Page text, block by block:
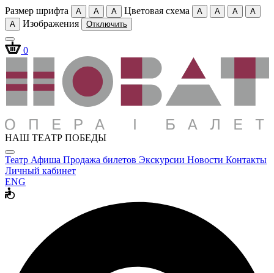
Размер шрифта A A A Цветовая схема A A A
A
A
Изображения Отключить
0
НАШ ТЕАТР ПОБЕДЫ
Театр Афиша Продажа билетов Экскурсии Новости Контакты
Личный кабинет
ENG